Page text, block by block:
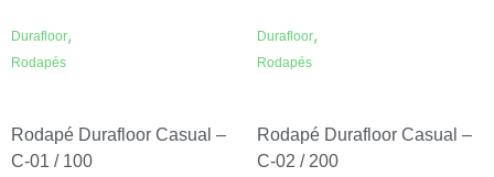
Durafloor,
Rodapés
Rodapé Durafloor Casual –
C-01 / 100
Durafloor,
Rodapés
Rodapé Durafloor Casual –
C-02 / 200